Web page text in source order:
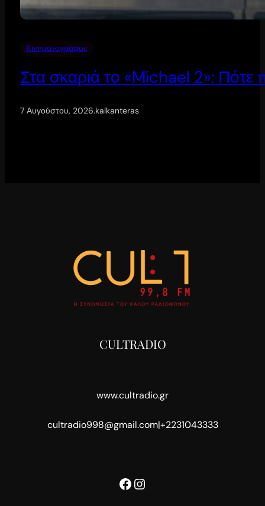
Κινηματογράφος
Στα σκαριά το «Michael 2»: Πότε
7 Αυγούστου, 2026.kalkanteras
CULTRADIO
www.cultradio.gr
cultradio998@gmail.com|+2231043333
Facebook
Instagram